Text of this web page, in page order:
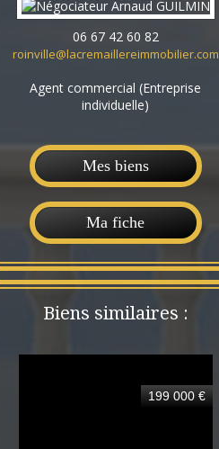
06 67 42 60 82
roinville@lacremaillereimmobilier.com
Agent commercial (Entreprise
individuelle)
Mes biens
Ma fiche
Biens similaires :
199 000 €